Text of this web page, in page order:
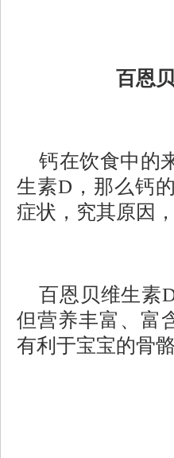
百恩
钙在饮食中的
生素D，那么钙
症状，究其原因
百恩贝维生素
但营养丰富、富
有利于宝宝的骨